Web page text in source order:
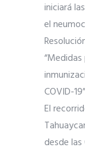
iniciará
el
COVID-
El
desde